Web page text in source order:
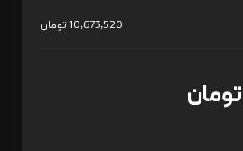
10,673,520 تومان